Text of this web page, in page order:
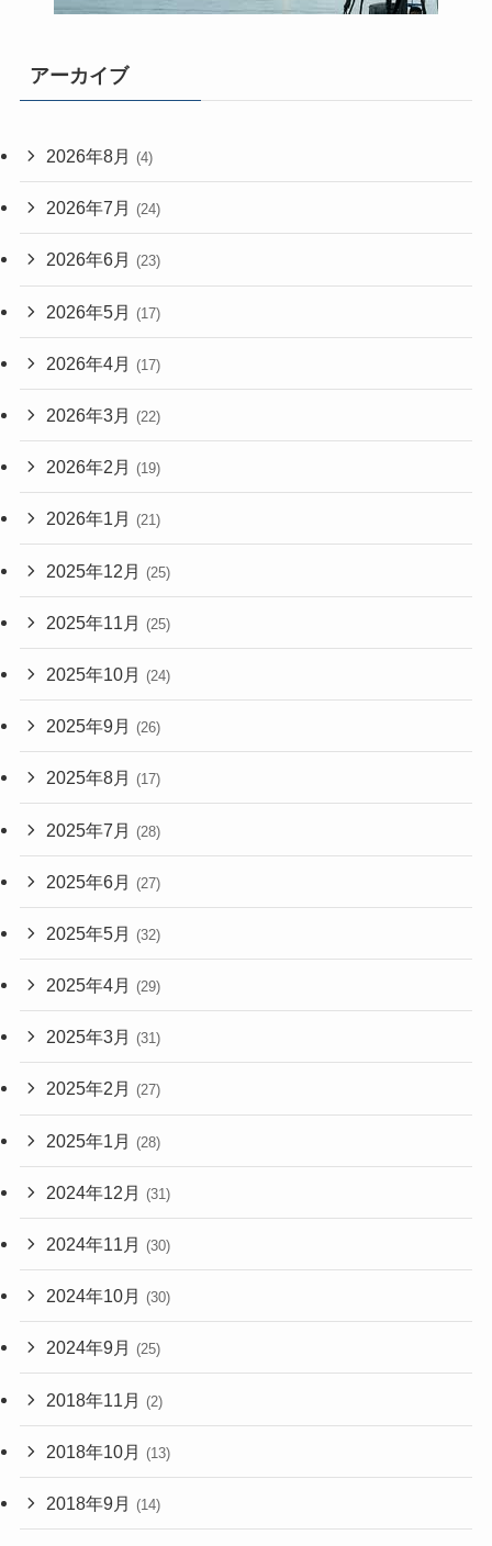
アーカイブ
2026年8月 (4)
2026年7月 (24)
2026年6月 (23)
2026年5月 (17)
2026年4月 (17)
2026年3月 (22)
2026年2月 (19)
2026年1月 (21)
2025年12月 (25)
2025年11月 (25)
2025年10月 (24)
2025年9月 (26)
2025年8月 (17)
2025年7月 (28)
2025年6月 (27)
2025年5月 (32)
2025年4月 (29)
2025年3月 (31)
2025年2月 (27)
2025年1月 (28)
2024年12月 (31)
2024年11月 (30)
2024年10月 (30)
2024年9月 (25)
2018年11月 (2)
2018年10月 (13)
2018年9月 (14)